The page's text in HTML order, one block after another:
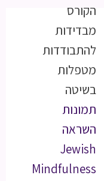
הקורס
מבדידות
להתבודדות
מטפלות
בשיטה
תמונות
השראה
Jewish
Mindfulness